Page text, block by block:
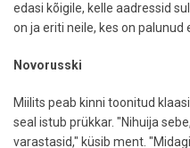
edasi kõigile, kelle aadressid
on ja eriti neile, kes on
Novorusski
Miilits peab kinni toonitud
seal istub prükkar. "Nihuija
varastasid," küsib ment.